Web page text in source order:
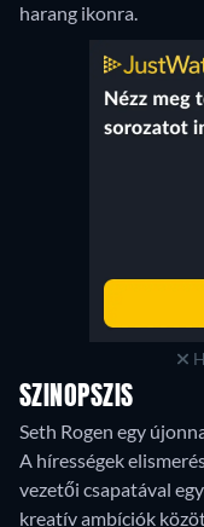
harang ikonra.
SZINOPSZIS
Seth Rogen egy
A hírességek
vezetői csapatával
kreatív ambíciók